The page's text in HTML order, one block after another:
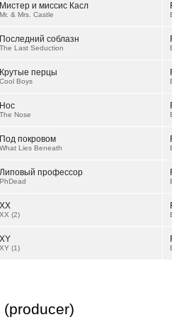
Мистер и миссис Касл
Mr. & Mrs. Castle
Последний соблазн
The Last Seduction
Крутые перцы
Cool Boys
Нос
The Nose
Под покровом
What Lies Beneath
Липовый профессор
PhDead
XX
XX (2)
XY
XY (1)
(producer)